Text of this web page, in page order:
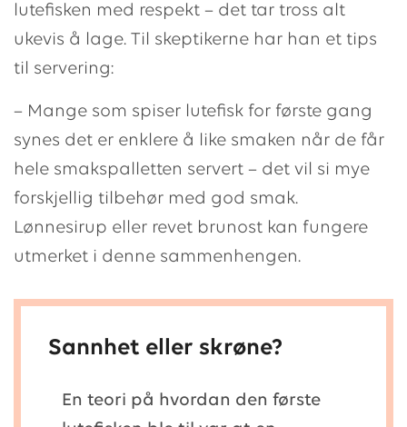
lutefisken med respekt – det tar tross alt
ukevis å lage. Til skeptikerne har han et tips
til servering:
– Mange som spiser lutefisk for første gang
synes det er enklere å like smaken når de får
hele smakspalletten servert – det vil si mye
forskjellig tilbehør med god smak.
Lønnesirup eller revet brunost kan fungere
utmerket i denne sammenhengen.
Sannhet eller skrøne?
En teori på hvordan den første